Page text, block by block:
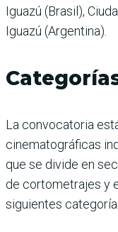
Iguazú (Brasil),
Iguazú (Argentina).
La convocatoria
cinematográficas
que se divide en
de cortometrajes y
siguientes